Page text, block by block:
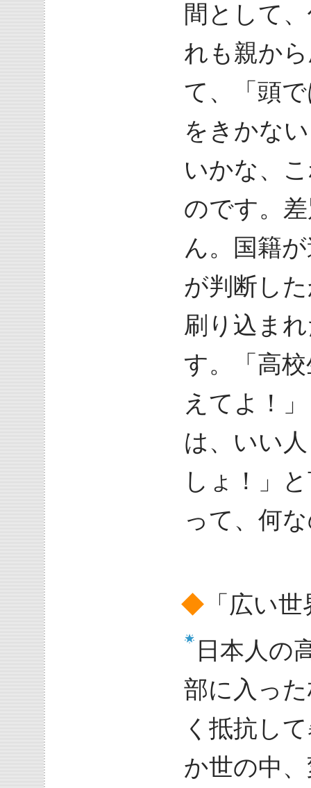
間として
れも親か
て、「頭
をきかな
いかな、
のです。
ん。国籍
が判断し
刷り込ま
す。「高
えてよ！
は、いい
しょ！」
って、何
◆ 「広い
日本人の
部に入っ
く抵抗し
か世の中